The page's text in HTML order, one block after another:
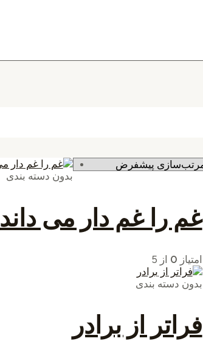
بدون دسته بندی
غم را غم دار می داند
امتیاز 0 از 5
بدون دسته بندی
فراتر از برادر